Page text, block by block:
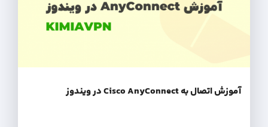
آموزش اتصال به Cisco AnyConnect در ویندوز